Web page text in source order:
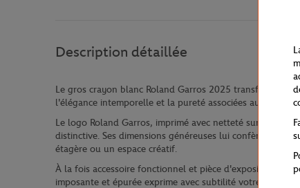
Description détaillée
Le gros crayon blanc Roland Garros 2025 transforme
l'élégance intemporelle et la pureté associées aux
Le logo Roland Garros, imprimé avec netteté sur sa
distinctive. Ses dimensions généreuses lui confèrent
étagère ou un espace créatif.
À la fois accessoire fonctionnel et pièce d'exposition, ce
imposante et épurée exprime avec subtilité votre